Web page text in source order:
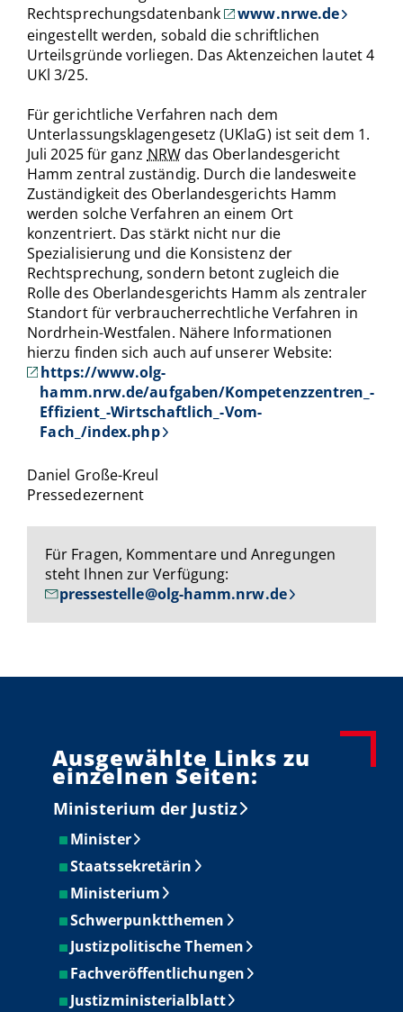
Rechtsprechungsdatenbank
www.nrwe.de
eingestellt werden, sobald die schriftlichen
Urteilsgründe vorliegen. Das Aktenzeichen lautet 4
UKl 3/25.
Für gerichtliche Verfahren nach dem
Unterlassungsklagengesetz (UKlaG) ist seit dem 1.
Juli 2025 für ganz NRWdas Oberlandesgericht
Hamm zentral zuständig. Durch die landesweite
Zuständigkeit des Oberlandesgerichts Hamm
werden solche Verfahren an einem Ort
konzentriert. Das stärkt nicht nur die
Spezialisierung und die Konsistenz der
Rechtsprechung, sondern betont zugleich die
Rolle des Oberlandesgerichts Hamm als zentraler
Standort für verbraucherrechtliche Verfahren in
Nordrhein-Westfalen. Nähere Informationen
hierzu finden sich auch auf unserer Website:
https://www.olg-
hamm.nrw.de/aufgaben/Kompetenzzentren_-
Effizient_-Wirtschaftlich_-Vom-
Fach_/index.php
Daniel Große-Kreul
Pressedezernent
Für Fragen, Kommentare und Anregungen
steht Ihnen zur Verfügung:
pressestelle@olg-hamm.nrw.de
Ausgewählte Links zu
einzelnen Seiten:
Ministerium der Justiz
Minister
Staatssekretärin
Ministerium
Schwerpunktthemen
Justizpolitische Themen
Fachveröffentlichungen
Justizministerialblatt